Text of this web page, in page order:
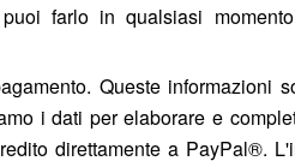
farlo in qualsiasi
Queste informazioni
i dati per elaborare e
direttamente a PayPal®.